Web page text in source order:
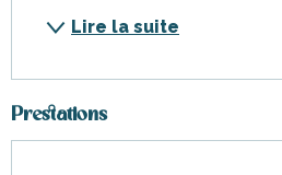
Lire la suite
Prestations